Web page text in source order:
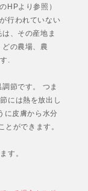
HPより参照）
行われていない
、その産地ま
の農場、農
.
節です。 つま
には熱を放出し
に皮膚から水分
ができます。
す。